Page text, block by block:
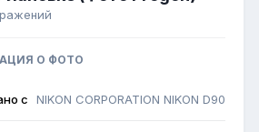
О ФОТО
с NIKON CORPORATION NIKON D90